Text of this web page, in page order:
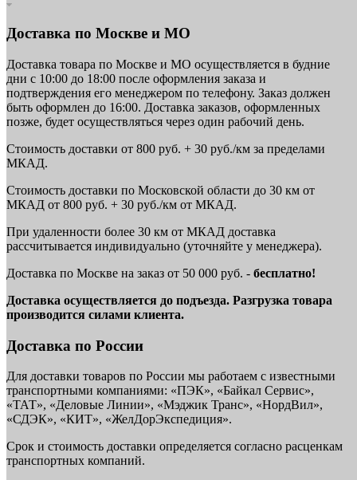
Доставка по Москве и МО
Доставка товара по Москве и МО осуществляется в будние
дни с 10:00 до 18:00 после оформления заказа и
подтверждения его менеджером по телефону. Заказ должен
быть оформлен до 16:00. Доставка заказов, оформленных
позже, будет осуществляться через один рабочий день.
Стоимость доставки от 800 руб. + 30 руб./км за пределами
МКАД.
Стоимость доставки по Московской области до 30 км от
МКАД от 800 руб. + 30 руб./км от МКАД.
При удаленности более 30 км от МКАД доставка
рассчитывается индивидуально (уточняйте у менеджера).
Доставка по Москве на заказ от 50 000 руб. - бесплатно!
Доставка осуществляется до подъезда. Разгрузка товара
производится силами клиента.
Доставка по России
Для доставки товаров по России мы работаем с известными
транспортными компаниями: «ПЭК», «Байкал Сервис»,
«ТАТ», «Деловые Линии», «Мэджик Транс», «НордВил»,
«СДЭК», «КИТ», «ЖелДорЭкспедиция».
Срок и стоимость доставки определяется согласно расценкам
транспортных компаний.